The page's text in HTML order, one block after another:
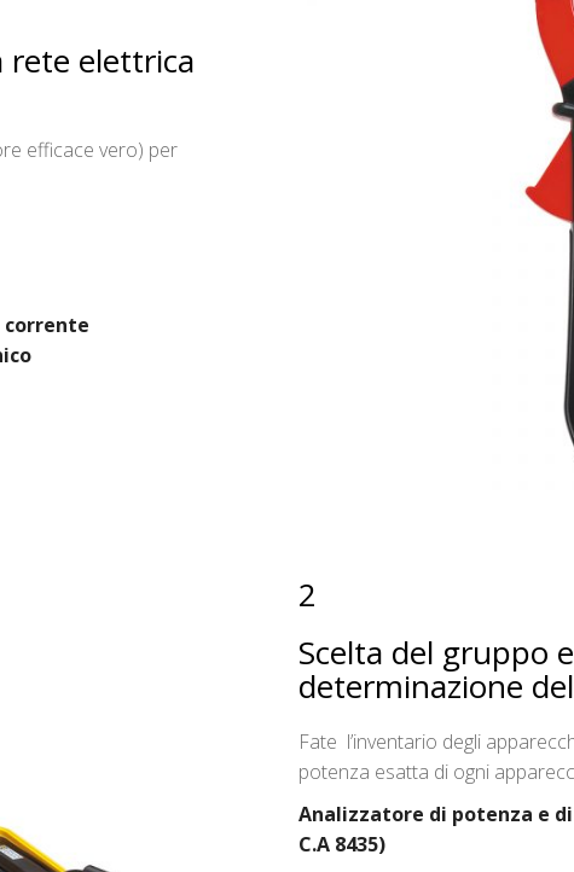
rete elettrica
efficace vero) per
2
Scelta del gruppo
determinazione
Fate l’inventario degli
potenza esatta di ogni
Analizzatore di potenza e
C.A 8435)